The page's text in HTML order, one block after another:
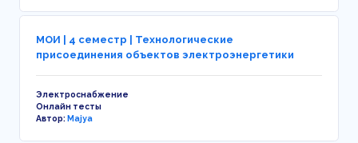
МОИ | 4 семестр | Технологические
присоединения объектов электроэнергетики
Электроснабжение
Онлайн тесты
Автор:Majya